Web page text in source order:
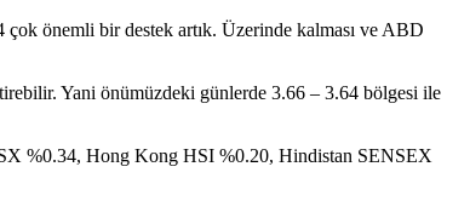
önemli bir destek artık. Üzerinde kalması ve ABD
Yani önümüzdeki günlerde 3.66 – 3.64 bölgesi ile
%0.34, Hong Kong HSI %0.20, Hindistan SENSEX